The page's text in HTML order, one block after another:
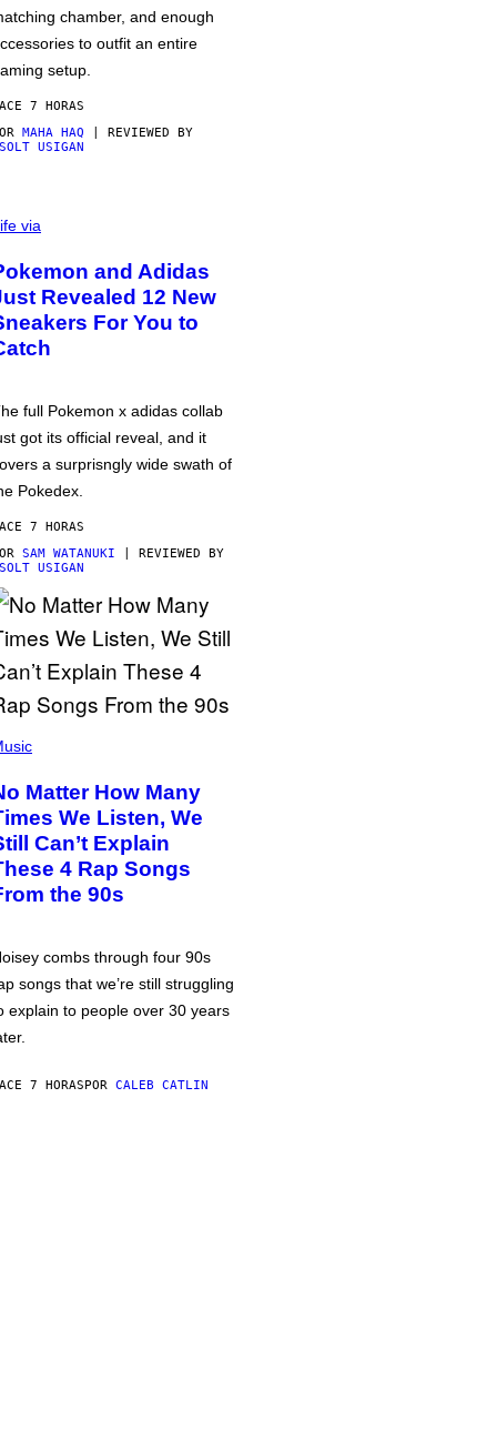
chamber, and enough
to outfit an entire
setup.
7 HORAS
MAHA HAQ | REVIEWED BY
USIGAN
via
and Adidas
Revealed 12 New
For You to
full Pokemon x adidas collab
got its official reveal, and it
a surprisngly wide swath of
Pokedex.
7 HORAS
SAM WATANUKI | REVIEWED BY
USIGAN
Matter How Many
We Listen, We
Can’t Explain
4 Rap Songs
the 90s
combs through four 90s
songs that we’re still struggling
explain to people over 30 years
7 HORASPOR CALEB CATLIN